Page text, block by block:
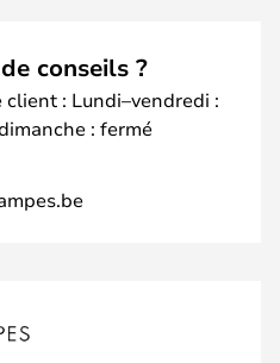
conseils ?
: Lundi–vendredi :
: fermé